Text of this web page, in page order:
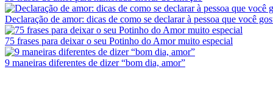
Declaração de amor: dicas de como se declarar à pessoa que você
75 frases para deixar o seu Potinho do Amor muito especial
9 maneiras diferentes de dizer “bom dia, amor”